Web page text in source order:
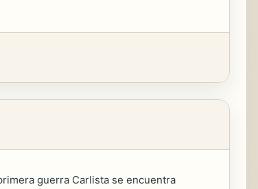
guerra Carlista se encuentra